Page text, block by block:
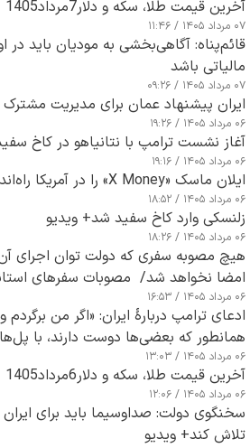
آخرین قیمت طلا، سکه و دلار7مرداد1405
۰۷ مرداد ۱۴۰۵ / ۱۱:۴۶
قائم‌پناه: آگاهی‌بخشی به مودیان باید در
مالیاتی باشد
۰۷ مرداد ۱۴۰۵ / ۰۹:۲۶
ایران پیشنهاد عمان برای مدیریت مشترک
۰۶ مرداد ۱۴۰۵ / ۱۹:۲۶
آغاز نشست ترامپ با نتانیاهو در کاخ
۰۶ مرداد ۱۴۰۵ / ۱۹:۱۶
ایلان ماسک «X Money» را در آمریکا راه‌اندازی کرد
۰۶ مرداد ۱۴۰۵ / ۱۸:۵۲
زلنسکی وارد کاخ سفید شد+ ویدیو
۰۶ مرداد ۱۴۰۵ / ۱۸:۲۶
هیچ مصوبه سفری که دولت توان اجرای آن
امضا نخواهد شد/ مصوبات سفرهای
قانون بودجه است+ عکس
۰۶ مرداد ۱۴۰۵ / ۱۶:۵۳
ادعای ترامپ دربارهٔ ایران: «اگر من برگردم
همانطور که بعضی‌ها دوست دارند، با
می‌توانم بیشتر پل‌هایشان را در کمتر از
ببرم+ ویدیو
۰۶ مرداد ۱۴۰۵ / ۱۳:۰۳
آخرین قیمت طلا، سکه و دلار6مرداد1405
۰۶ مرداد ۱۴۰۵ / ۱۲:۰۶
سخنگوی دولت: صداوسیما باید برای
تلاش کند+ ویدیو